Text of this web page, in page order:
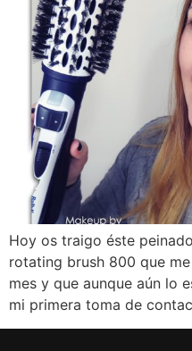
Hoy os traigo éste
rotating brush 800 que
mes y que aunque aún lo
mi primera toma de